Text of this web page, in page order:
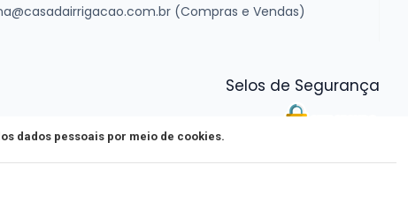
(Compras e Vendas)
Selos de Segurança
dados pessoais por meio de cookies.